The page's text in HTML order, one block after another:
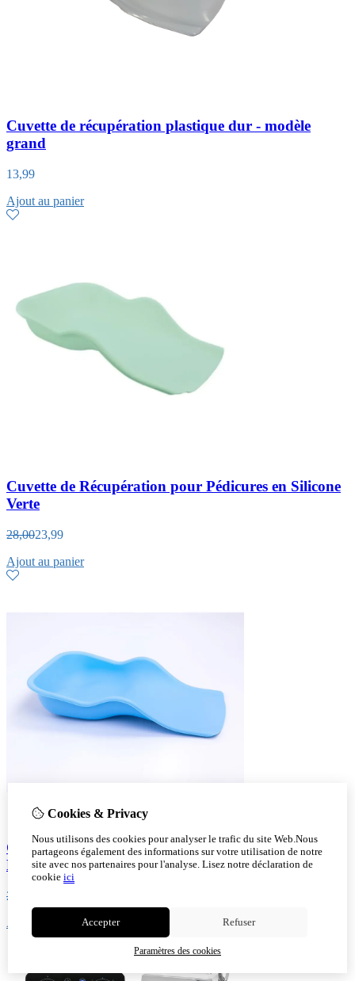
Cuvette de récupération plastique dur - modèle
grand
13,99
Ajout au panier
Cuvette de Récupération pour Pédicures en Silicone
Verte
28,0023,99
Ajout au panier
Cuvette de Récupération pour Pédicures en Silicone
Blue foncé - Hygiénique et Comfonrtable
28,00
Ajout au panier
Cookies & Privacy
Nous utilisons des cookies pour analyser le trafic du site Web.Nous
partageons également des informations sur votre utilisation de notre
site avec nos partenaires pour l'analyse. Lisez notre déclaration de
cookie ici
Accepter Refuser
Paramètres des cookies